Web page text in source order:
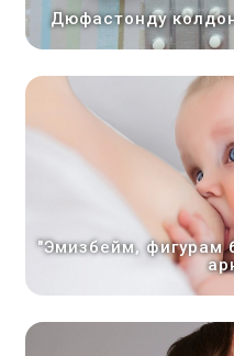
Дюфастонду
"Эмизбейм, фигурам